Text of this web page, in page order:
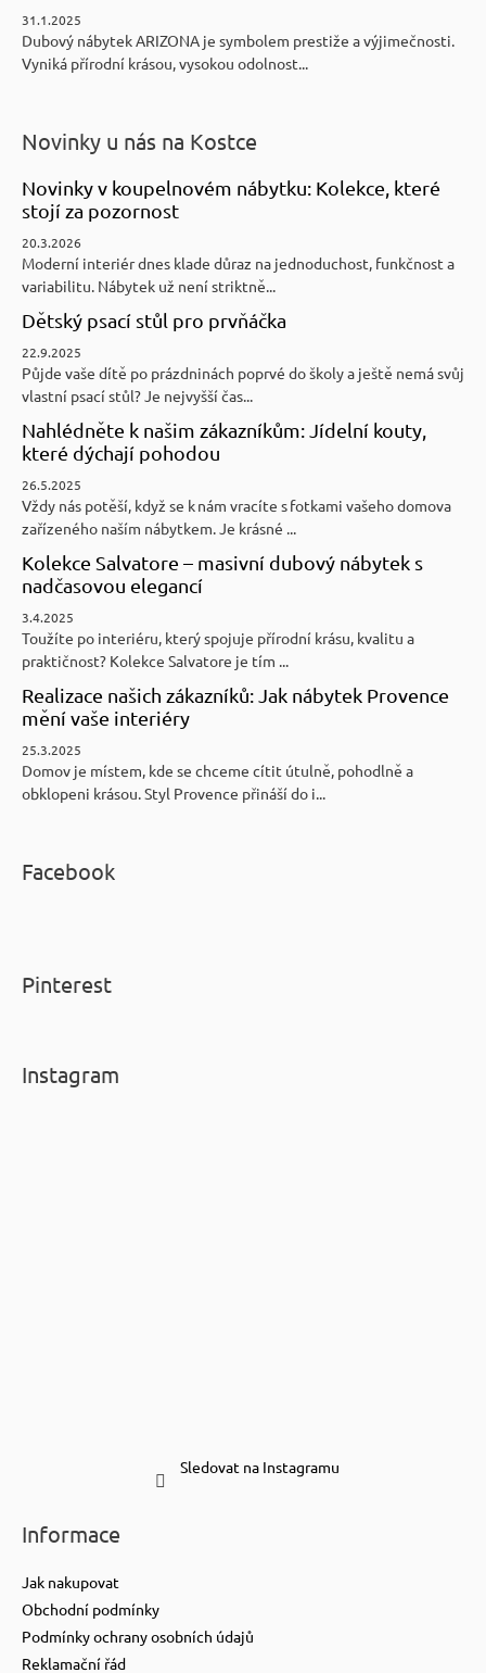
31.1.2025
Dubový nábytek ARIZONA je symbolem prestiže a výjimečnosti.
Vyniká přírodní krásou, vysokou odolnost...
Novinky u nás na Kostce
Novinky v koupelnovém nábytku: Kolekce, které
stojí za pozornost
20.3.2026
Moderní interiér dnes klade důraz na jednoduchost, funkčnost a
variabilitu. Nábytek už není striktně...
Dětský psací stůl pro prvňáčka
22.9.2025
Půjde vaše dítě po prázdninách poprvé do školy a ještě nemá svůj
vlastní psací stůl? Je nejvyšší čas...
Nahlédněte k našim zákazníkům: Jídelní kouty,
které dýchají pohodou
26.5.2025
Vždy nás potěší, když se k nám vracíte s fotkami vašeho domova
zařízeného naším nábytkem. Je krásné ...
Kolekce Salvatore – masivní dubový nábytek s
nadčasovou elegancí
3.4.2025
Toužíte po interiéru, který spojuje přírodní krásu, kvalitu a
praktičnost? Kolekce Salvatore je tím ...
Realizace našich zákazníků: Jak nábytek Provence
mění vaše interiéry
25.3.2025
Domov je místem, kde se chceme cítit útulně, pohodlně a
obklopeni krásou. Styl Provence přináší do i...
Facebook
Pinterest
Instagram
Sledovat na Instagramu
Informace
Jak nakupovat
Obchodní podmínky
Podmínky ochrany osobních údajů
Reklamační řád